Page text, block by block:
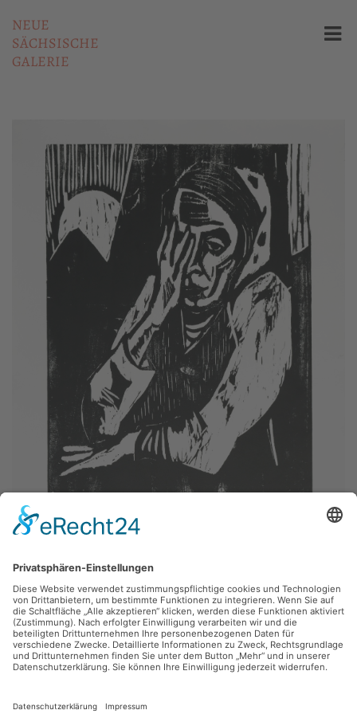
NEUE
SÄCHSISCHE
GALERIE
Heinz Tetzner,Vergangenheit
1959, Holzschnitt, 43.5 x 66 cm, Inv.: B-06030
zurück
Bitte schreiben Sie an sammlung@kunsthuette.de